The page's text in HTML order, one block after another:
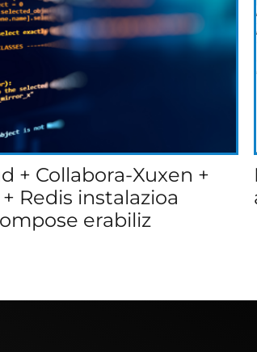
+ Collabora-Xuxen +
Redis instalazioa
erabiliz